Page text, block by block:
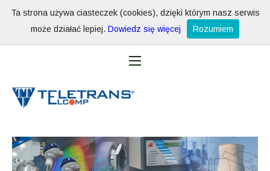
Ta strona używa ciasteczek (cookies), dzięki którym nasz serwis
może działać lepiej. Dowiedz się więcej Rozumiem